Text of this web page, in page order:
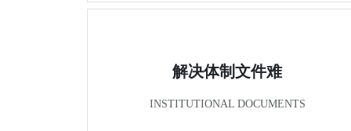
解决体制文件难
INSTITUTIONAL DOCUMENTS